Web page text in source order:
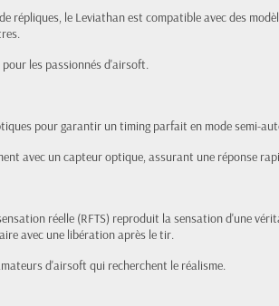
répliques, le Leviathan est compatible avec des
les passionnés d'airsoft.
pour garantir un timing parfait en mode semi-
avec un capteur optique, assurant une réponse
réelle (RFTS) reproduit la sensation d'une
avec une libération après le tir.
d'airsoft qui recherchent le réalisme.